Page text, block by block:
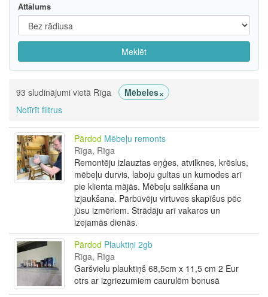
Attālums
Meklēt
93 sludinājumi vietā Rīga Mēbeles×
Notīrīt filtrus
Pārdod Mēbeļu remonts
Rīga, Rīga
Remontēju izlauztas eņģes, atvilknes, krēslus,
mēbeļu durvis, laboju gultas un kumodes arī
pie klienta mājās. Mēbeļu salikšana un
izjaukšana. Pārbūvēju virtuves skapīšus pēc
jūsu izmēriem. Strādāju arī vakaros un
izejamās dienās.
Pārdod Plauktiņi 2gb
Rīga, Rīga
Garšvielu plauktiņš 68,5cm x 11,5 cm 2 Eur
otrs ar izgriezumiem caurulēm bonusā